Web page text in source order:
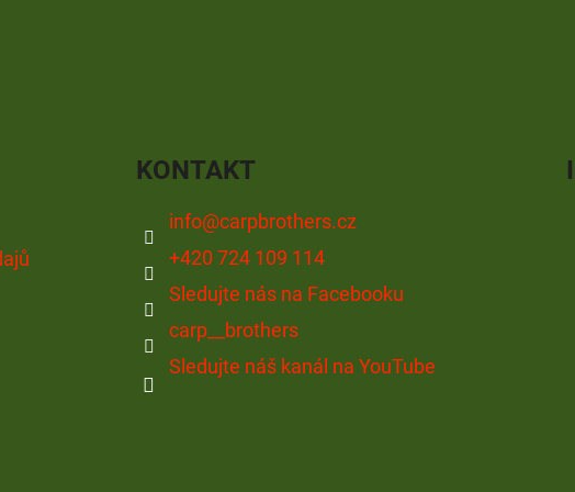
KONTAKT
info@carpbrothers.cz
+420 724 109 114
Sledujte nás na Facebooku
carp__brothers
Sledujte náš kanál na YouTube